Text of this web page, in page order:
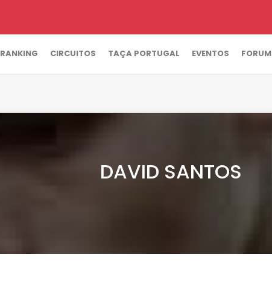
RANKING CIRCUITOS TAÇA PORTUGAL EVENTOS FORUM
DAVID SANTOS